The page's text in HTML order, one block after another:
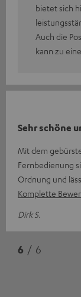
bietet sich
Auch die
kann zu
Sehr schöne
Mit dem
Fernbedienung
Ordnung und
Komplette
Dirk S.
6 / 6